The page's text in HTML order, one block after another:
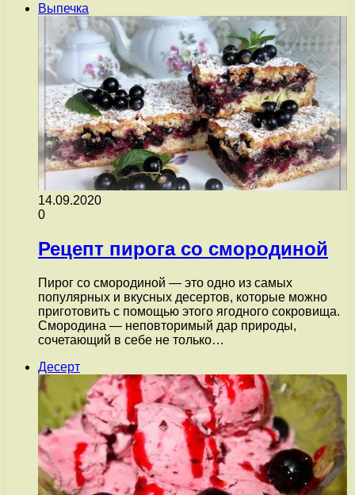
Выпечка
14.09.2020
0
Рецепт пирога со смородиной
Пирог со смородиной — это одно из самых
популярных и вкусных десертов, которые можно
приготовить с помощью этого ягодного сокровища.
Смородина — неповторимый дар природы,
сочетающий в себе не только…
Десерт